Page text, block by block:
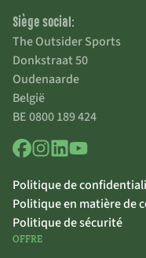
Siège social:
The Outsider Sports
Donkstraat 50
Oudenaarde
België
BE 0800 189 424
Politique de
Politique en matière de
Politique de sécurité
OFFRE